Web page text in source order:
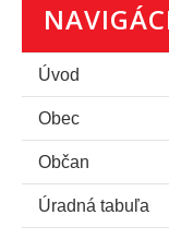
Úvod
Obec
Občan
Úradná tabuľa